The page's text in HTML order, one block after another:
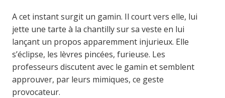
A cet instant surgit un gamin. Il court vers elle, lui
jette une tarte à la chantilly sur sa veste en lui
lançant un propos apparemment injurieux. Elle
s’éclipse, les lèvres pincées, furieuse. Les
professeurs discutent avec le gamin et semblent
approuver, par leurs mimiques, ce geste
provocateur.